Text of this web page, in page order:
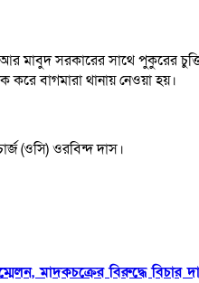
মাবুদ সরকারের সাথে পুকুরের
বাগমারা থানায় নেওয়া হয়।
(ওসি) ওরবিন্দ দাস।
মাদকচক্রের বিরুদ্ধে বিচার